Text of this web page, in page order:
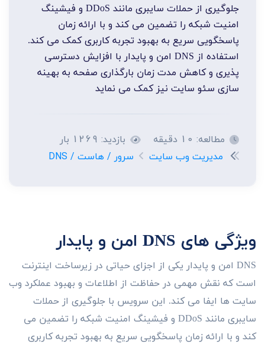
جلوگیری از حملات سایبری مانند DDoS و فیشینگ
امنیت شبکه را تضمین می کند و با ارائه زمان
پاسخگویی سریع به بهبود تجربه کاربری کمک می کند.
استفاده از DNS امن و پایدار با افزایش دسترسی
پذیری و کاهش مدت زمان بارگذاری صفحه به بهینه
سازی سئو سایت نیز کمک می نماید
مطالعه: 10 دقیقه
بازدید: 1269 بار
مدیریت وب سایت
سرور / هاست / DNS
ویژگی های DNS امن و پایدار
DNS امن و پایدار یکی از اجزای حیاتی در زیرساخت اینترنت
است که نقش مهمی در حفاظت از اطلاعات و بهبود عملکرد وب
سایت ها ایفا می کند. این سرویس با جلوگیری از حملات
سایبری مانند DDoS و فیشینگ امنیت شبکه را تضمین می
کند و با ارائه زمان پاسخگویی سریع به بهبود تجربه کاربری